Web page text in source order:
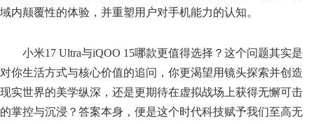
域内颠覆性的体验，并重塑用户对手机能力的认知。
小米17 Ultra与iQOO 15哪款更值得选择？这个问题其实是
对你生活方式与核心价值的追问，你更渴望用镜头探索并创造
现实世界的美学纵深，还是更期待在虚拟战场上获得无懈可击
的掌控与沉浸？答案本身，便是这个时代科技赋予我们至高无